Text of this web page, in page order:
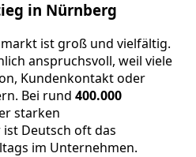
in Nürnberg
ist groß und vielfältig.
anspruchsvoll, weil viele
Kundenkontakt oder
Bei rund 400.000
starken
Deutsch oft das
im Unternehmen.